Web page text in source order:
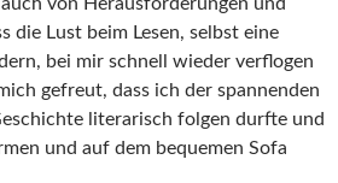
die Lust beim Lesen, selbst eine
bei mir schnell wieder verflogen
gefreut, dass ich der spannenden
literarisch folgen durfte und
und auf dem bequemen Sofa